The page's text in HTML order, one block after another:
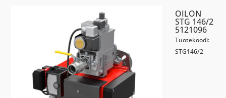
OILON
STG 146/2
5121096
Tuotekoodi:
STG146/2